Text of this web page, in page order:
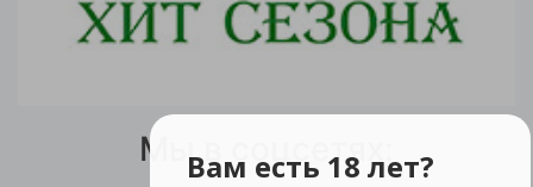
Вам есть 18 лет?
Мы в соцсетях: